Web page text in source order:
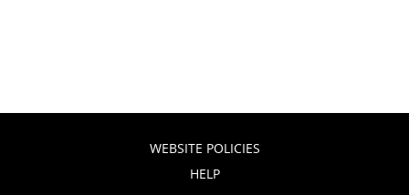
WEBSITE POLICIES
HELP